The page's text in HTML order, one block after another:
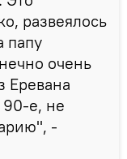
развеялось
папу
очень
Еревана
е, не
-